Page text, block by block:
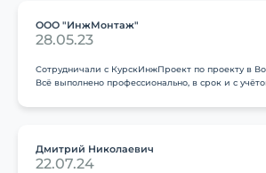
ООО "ИнжМонтаж"
28.05.23
Сотрудничали с КурскИнжПроект по проекту в
Всё выполнено профессионально, в срок и с
Дмитрий Николаевич
22.07.24